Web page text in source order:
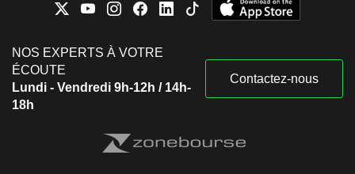
NOS EXPERTS À VOTRE
ÉCOUTE
Lundi - Vendredi 9h-12h / 14h-
18h
Contactez-nous